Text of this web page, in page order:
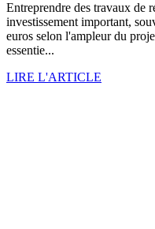
Entreprendre des travaux de
investissement important,
euros selon l'ampleur du
essentie...
LIRE L'ARTICLE